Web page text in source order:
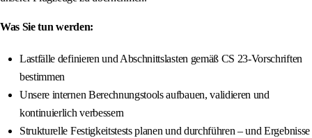
Was Sie tun werden:
Lastfälle definieren und Abschnittslasten gemäß CS 23-Vorschriften
bestimmen
Unsere internen Berechnungstools aufbauen, validieren und
kontinuierlich verbessern
Strukturelle Festigkeitstests planen und durchführen – und Ergebnisse